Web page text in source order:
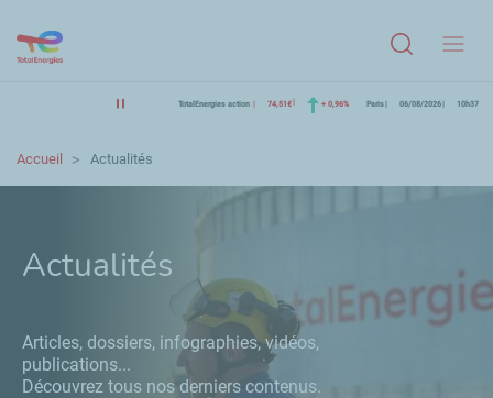
TotalEnergies action 74,51€ + 0,96% Paris 06/08/2026 10h37
Accueil Actualités
Actualités
Articles, dossiers, infographies, vidéos,
publications...
Découvrez tous nos derniers contenus.